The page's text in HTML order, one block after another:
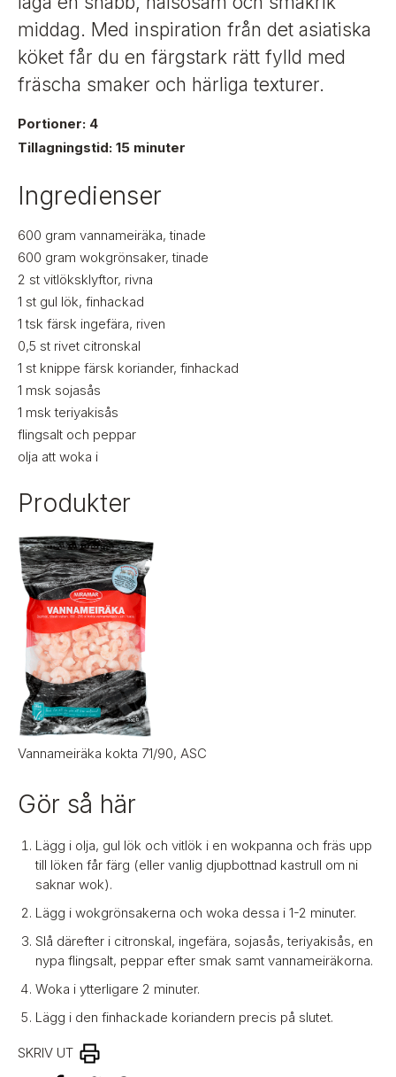
i
g
middag. Med inspiration från det asiatiska
köket får du en färgstark rätt fylld med
fräscha smaker och härliga texturer.
Portioner: 4
Tillagningstid: 15 minuter
Ingredienser
600 gram vannameiräka, tinade
600 gram wokgrönsaker, tinade
2 st vitlöksklyftor, rivna
1 st gul lök, finhackad
1tsk färsk ingefära, riven
0,5 st rivet citronskal
1 st knippe färsk koriander, finhackad
1 msk sojasås
1 mskteriyakisås
flingsalt och peppar
olja att woka i
Produkter
Vannameiräka kokta 71/90, ASC
Gör så här
Lägg i olja, gul lök och vitlök i en wokpanna och fräs upp
till löken får färg (eller vanlig djupbottnad kastrull om ni
saknar wok).
Lägg i wokgrönsakerna och woka dessa i 1-2 minuter.
Slå därefter i citronskal, ingefära, sojasås, teriyakisås, en
nypa flingsalt, peppar efter smak samt vannameiräkorna.
Woka i ytterligare 2 minuter.
Lägg i den finhackade koriandern precis på slutet.
SKRIV UT